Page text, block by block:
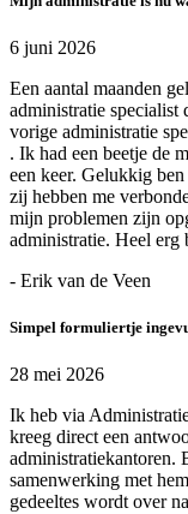
6 juni 2026
Een aantal maanden
administratie
vorige administratie
. Ik had een beetje de
een keer. Gelukkig
zij hebben me
mijn problemen zijn
administratie. Heel erg
- Erik van de Veen
Simpel formuliertje
28 mei 2026
Ik heb via
kreeg direct een
administratiekantoren.
samenwerking met
gedeeltes wordt over